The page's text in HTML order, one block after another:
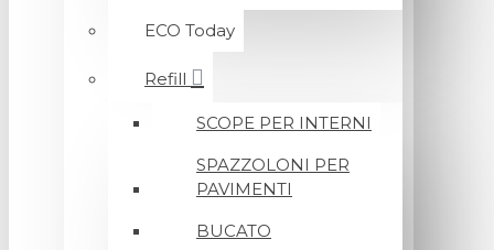
ECO Today
Refill
SCOPE PER INTERNI
SPAZZOLONI PER
PAVIMENTI
BUCATO